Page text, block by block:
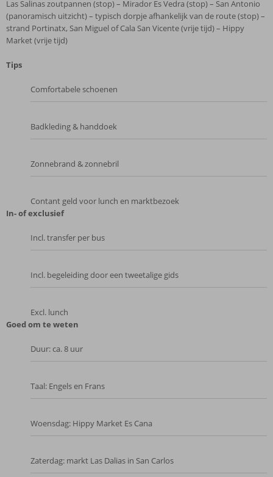
Las Salinas zoutpannen (stop) – Mirador Es Vedra (stop) – San Antonio
(panoramisch uitzicht) – typisch dorpje afhankelijk van de route (stop) –
strand Portinatx, San Miguel of Cala San Vicente (vrije tijd) – Hippy
Market (vrije tijd)
Tips
Comfortabele schoenen
Badkleding & handdoek
Zonnebrand & zonnebril
Contant geld voor lunch en marktbezoek
In- of exclusief
Incl. transfer per bus
Incl. begeleiding door een tweetalige gids
Excl. lunch
Goed om te weten
Duur: ca. 8 uur
Taal: Engels en Frans
Woensdag: Hippy Market Es Cana
Zaterdag: markt Las Dalias in San Carlos